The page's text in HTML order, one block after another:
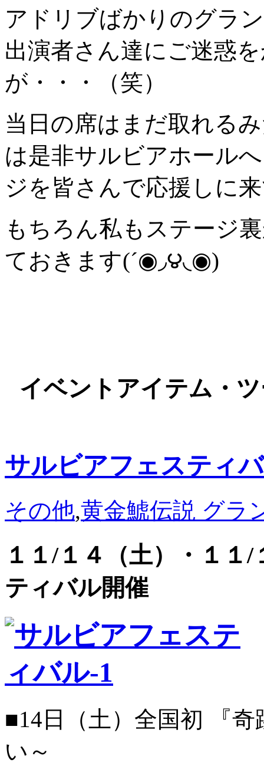
アドリブばかりのグラ
出演者さん達にご迷惑
が・・・（笑）
当日の席はまだ取れる
は是非サルビアホール
ジを皆さんで応援しに
もちろん私もステージ
ておきます(´◉◞౪◟◉)
イベントアイテム・
サルビアフェスティ
その他,黄金鯱伝説 グラ
１１/１４（土）・１
ティバル開催
■14日（土）全国初 『
い～